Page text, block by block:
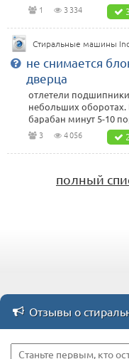
1 3 334
Стиральные машины
не снимается
дверца
отлетели
небольших оборотах.
барабан минут 5-10
3 4 056
полный
Отзывы о